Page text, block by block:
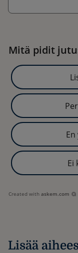
Mitä pidit
Ei
Created with askem.com
Lisää